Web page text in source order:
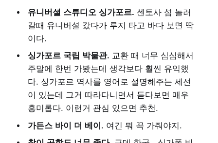
유니버셜 스튜디오 싱가포르.센토사 섬 놀러
갈때 유니버셜 갔다가 루지 타고 바다 보면 딱
이다.
싱가포르 국립 박물관. 교환 때 너무 심심해서
주말에 한번 가봤는데 생각보다 훨씬 유익했
다. 싱가포르 역사를 영어로 설명해주는 세션
이 있는데 그거 따라다니면서 듣다보면 매우
흥미롭다. 이런거 관심 있으면 추천.
가든스 바이 더 베이. 여긴 뭐 꼭 가줘야지.